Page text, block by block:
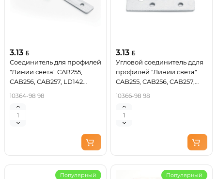
3.13
Соединитель для профилей
"Линии света" CAB255,
CAB256, CAB257, LD142
10364-98 98
3.13
Угловой соединитель ддля
профилей "Линии света"
CAB255, CAB256, CAB257,
10366-98 98
Популярный Популярный